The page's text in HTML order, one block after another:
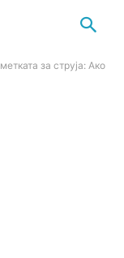
за струја: Ако